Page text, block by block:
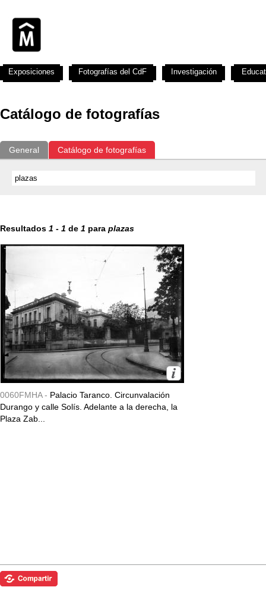
Catálogo de fotografías
General Catálogo de fotografías
Resultados 1 - 1 de 1 para plazas
0060FMHA - Palacio Taranco. Circunvalación
Durango y calle Solís. Adelante a la derecha, la
Plaza Zab...
Exposiciones Fotografías del CdF Investigación